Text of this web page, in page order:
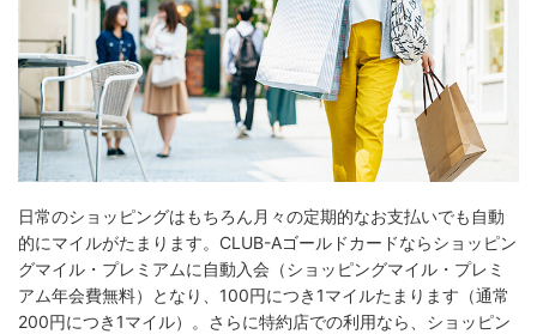
日常のショッピングはもちろん月々の定期的なお支払いでも自動
的にマイルがたまります。CLUB-Aゴールドカードならショッピン
グマイル・プレミアムに自動入会（ショッピングマイル・プレミ
アム年会費無料）となり、100円につき1マイルたまります（通常
200円につき1マイル）。さらに特約店での利用なら、ショッピン